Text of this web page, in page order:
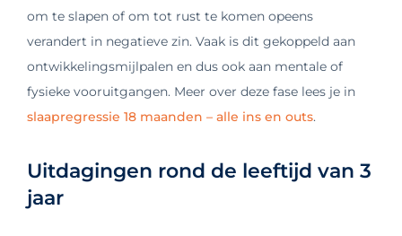
om te slapen of om tot rust te komen opeens
verandert in negatieve zin. Vaak is dit gekoppeld aan
ontwikkelingsmijlpalen en dus ook aan mentale of
fysieke vooruitgangen. Meer over deze fase lees je in
slaapregressie 18 maanden – alle ins en outs.
Uitdagingen rond de leeftijd van 3
jaar